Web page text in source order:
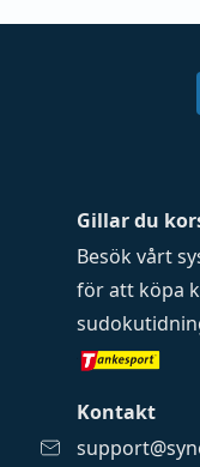
Gillar du
Besök vårt
för att köpa
Kontakt